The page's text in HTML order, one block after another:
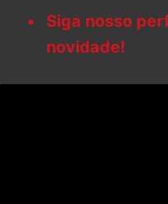
Siga nosso
novidade!